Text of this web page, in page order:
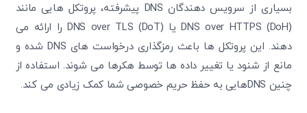
بسیاری از سرویس دهندگان DNS پیشرفته، پروتکل هایی مانند
DNS over HTTPS (DoH) یا DNS over TLS (DoT) را ارائه می
دهند. این پروتکل ها باعث رمزگذاری درخواست های DNS شده و
مانع از شنود یا تغییر داده ها توسط هکرها می شوند. استفاده از
چنین DNSهایی به حفظ حریم خصوصی شما کمک زیادی می کند.